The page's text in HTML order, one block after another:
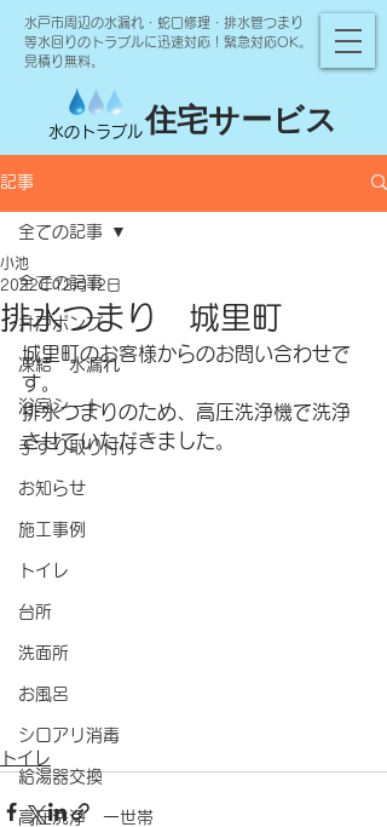
水戸市周辺の水漏れ・蛇口修理・排水管つまり
等水回りのトラブルに迅速対応！緊急対応OK。
見積り無料。
水のトラブル住宅サービス
記事
全ての記事
井戸ポンプ
凍結 水漏れ
浴室シート
手すり取り付け
お知らせ
施工事例
トイレ
台所
洗面所
お風呂
シロアリ消毒
給湯器交換
高圧洗浄 一世帯
全ての記事
排水つまり 城里町
小池
2022年12月12日
城里町のお客様からのお問い合わせで
す。
排水つまりのため、高圧洗浄機で洗浄
させていただきました。
トイレ